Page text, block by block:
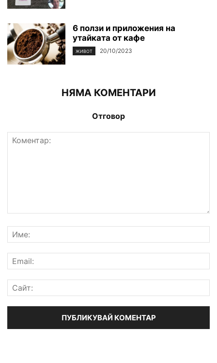
6 ползи и приложения на
утайката от кафе
ЖИВОТ 20/10/2023
НЯМА КОМЕНТАРИ
Отговор